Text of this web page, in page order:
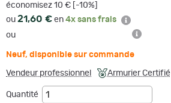
économisez 10 € [-10%]
ou 21,60 € en 4x sans frais
ou
Neuf, disponible sur commande
Vendeur professionnel Armurier Certifié
Quantité